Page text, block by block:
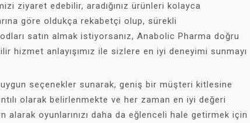
ziyaret edebilir, aradığınız ürünleri kolayca
göre oldukça rekabetçi olup, sürekli
satın almak istiyorsanız, Anabolic Pharma doğru
hizmet anlayışımız ile sizlere en iyi deneyimi sunmayı
uygun seçenekler sunarak, geniş bir müşteri kitlesine
olarak belirlenmekte ve her zaman en iyi değeri
alarak oyunlarınızı daha da eğlenceli hale getirmek için